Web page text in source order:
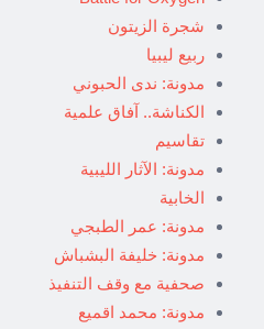
شجرة الزيتون
ربيع ليبيا
مدونة: ندى الحبوني
الكناشة.. آفاق علمية
تقاسيم
مدونة: الآثار الليبية
الخابية
مدونة: عمر الطبجي
مدونة: خليفة البشباش
صحفية مع وقف التنفيذ
مدونة: محمد اقميع